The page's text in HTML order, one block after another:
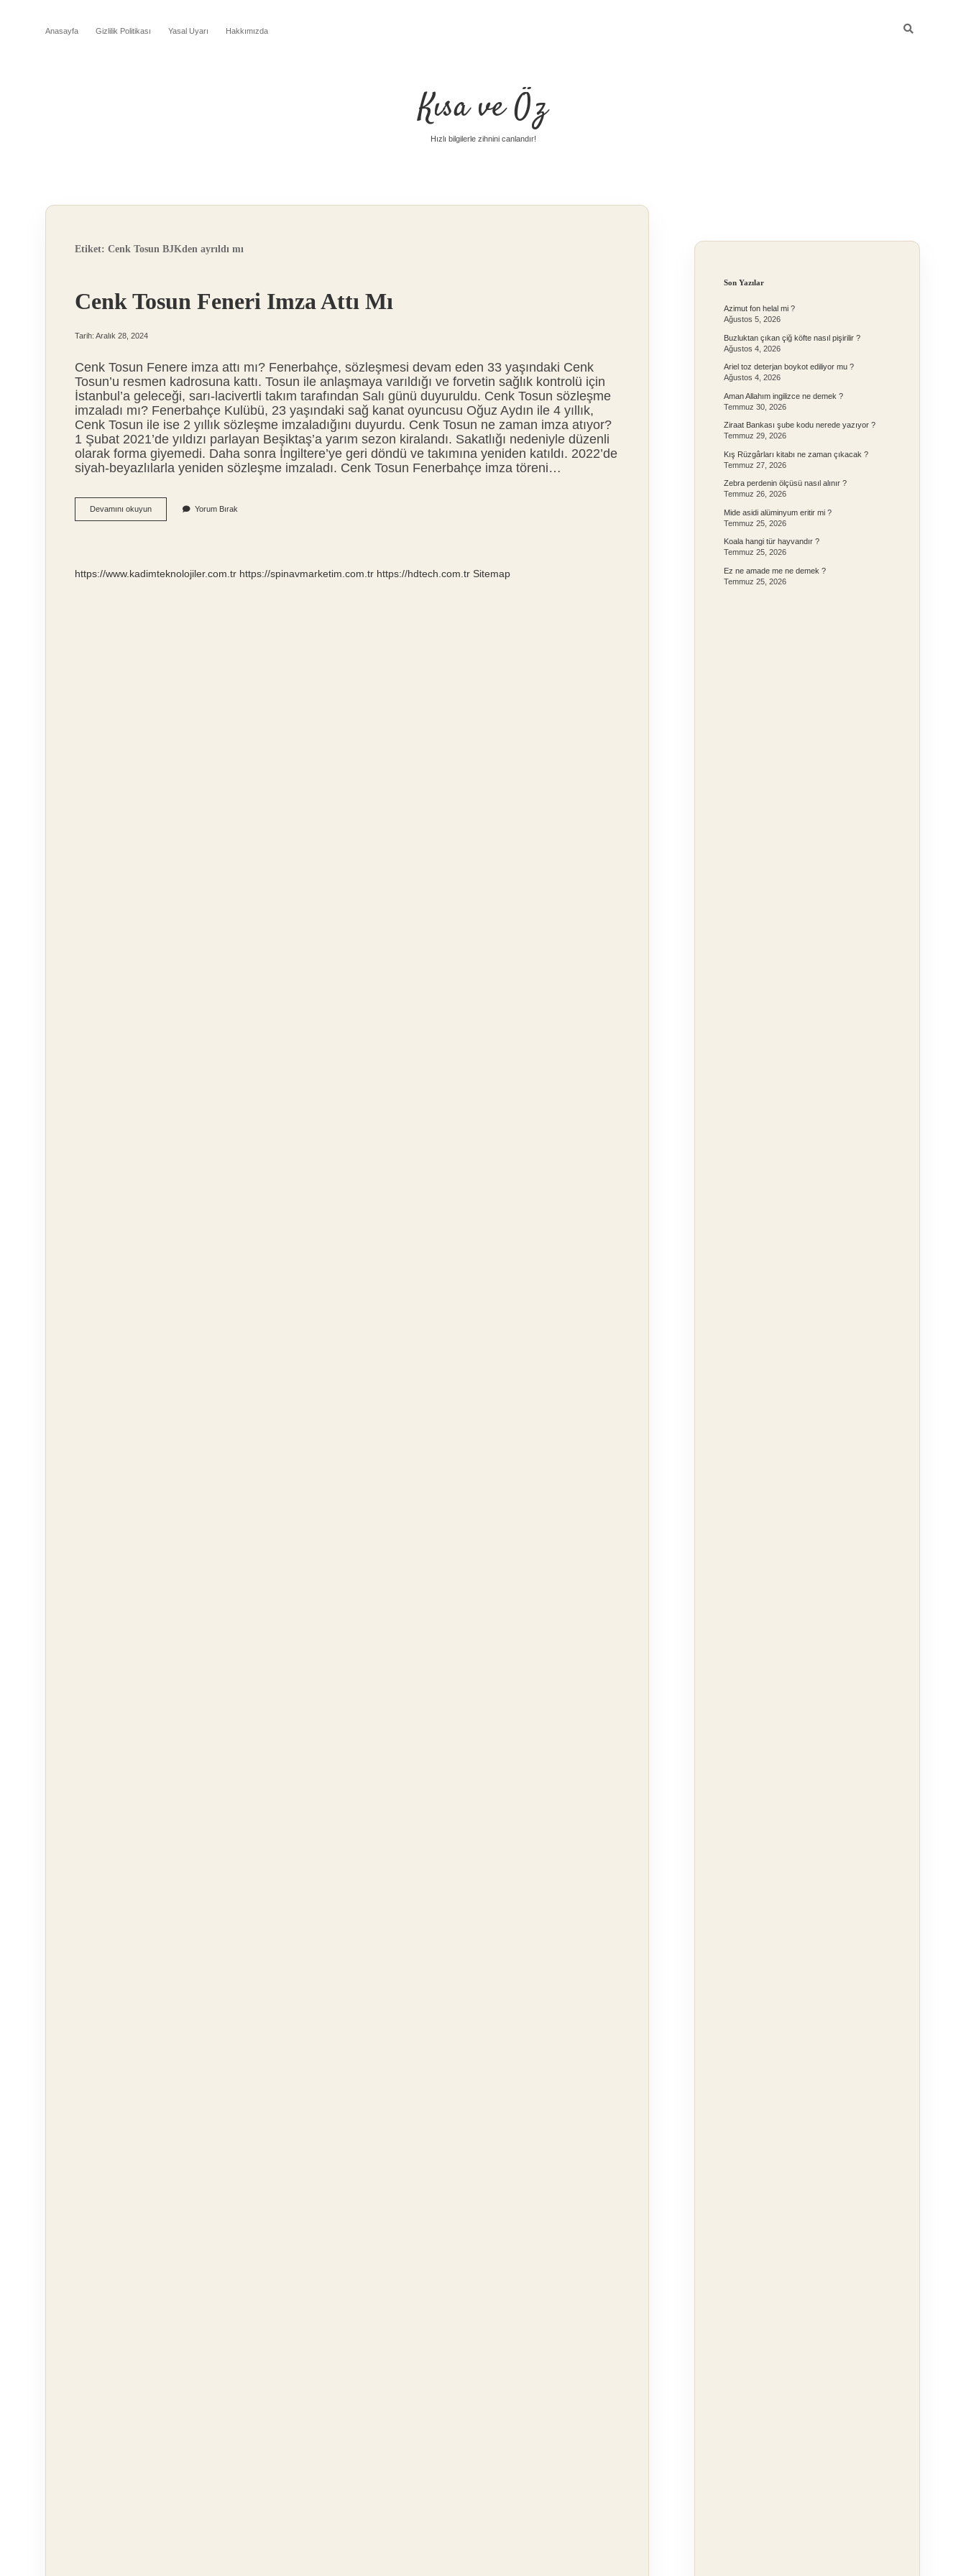
Anasayfa Gizlilik Politikası Yasal Uyarı Hakkımızda
Kısa ve Öz
Hızlı bilgilerle zihnini canlandır!
Etiket: Cenk Tosun BJKden ayrıldı mı
Cenk Tosun Feneri Imza Attı Mı
Tarih: Aralık 28, 2024
Cenk Tosun Fenere imza attı mı? Fenerbahçe, sözleşmesi devam eden 33 yaşındaki Cenk
Tosun’u resmen kadrosuna kattı. Tosun ile anlaşmaya varıldığı ve forvetin sağlık kontrolü için
İstanbul’a geleceği, sarı-lacivertli takım tarafından Salı günü duyuruldu. Cenk Tosun sözleşme
imzaladı mı? Fenerbahçe Kulübü, 23 yaşındaki sağ kanat oyuncusu Oğuz Aydın ile 4 yıllık,
Cenk Tosun ile ise 2 yıllık sözleşme imzaladığını duyurdu. Cenk Tosun ne zaman imza atıyor?
1 Şubat 2021’de yıldızı parlayan Beşiktaş’a yarım sezon kiralandı. Sakatlığı nedeniyle düzenli
olarak forma giyemedi. Daha sonra İngiltere’ye geri döndü ve takımına yeniden katıldı. 2022’de
siyah-beyazlılarla yeniden sözleşme imzaladı. Cenk Tosun Fenerbahçe imza töreni…
Devamını okuyunCenk
Tosun
Yorum Bırak
https://www.kadimteknolojiler.com.tr https://spinavmarketim.com.tr https://hdtech.com.tr Sitemap
Son Yazılar
Azimut fon helal mi ?
Ağustos 5, 2026
Buzluktan çıkan çiğ köfte nasıl pişirilir ?
Ağustos 4, 2026
Ariel toz deterjan boykot ediliyor mu ?
Ağustos 4, 2026
Aman Allahım ingilizce ne demek ?
Temmuz 30, 2026
Ziraat Bankası şube kodu nerede yazıyor ?
Temmuz 29, 2026
Kış Rüzgârları kitabı ne zaman çıkacak ?
Temmuz 27, 2026
Zebra perdenin ölçüsü nasıl alınır ?
Temmuz 26, 2026
Mide asidi alüminyum eritir mi ?
Temmuz 25, 2026
Koala hangi tür hayvandır ?
Temmuz 25, 2026
Ez ne amade me ne demek ?
Temmuz 25, 2026